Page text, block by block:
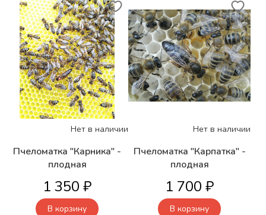
Нет в наличии
Пчеломатка "Карника" -
плодная
1 350 ₽
В корзину
Нет в наличии
Пчеломатка "Карпатка" -
плодная
1 700 ₽
В корзину